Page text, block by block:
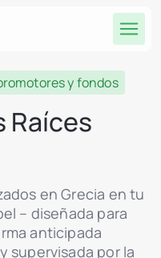
y fondos
Raíces
en Grecia en tu
– diseñada para
anticipada
supervisada por la